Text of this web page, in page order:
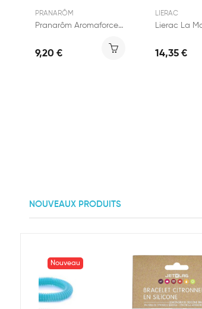
PRANARÔM
Pranarôm Aromaforce Spray Nasal 15ml
9,20 €
LIERAC
14,35 €
NOUVEAUX PRODUITS
Nouveau